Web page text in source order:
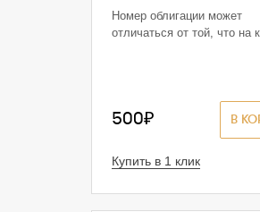
Номер облигации может
отличаться от той, что на
В
500₽
Купить в 1 клик